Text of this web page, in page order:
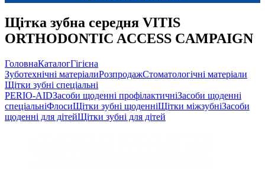
Щітка зубна середня VITIS
ORTHODONTIC ACCESS CAMPAIGN
ГоловнаКаталогГігієна
Зуботехнічні матеріалиРозпродажСтоматологічні матеріали
Щітки зубні спеціальні
PERIO-AIDЗасоби щоденні профілактичніЗасоби щоденні
спеціальніФлосиЩітки зубні щоденніЩітки міжзубніЗасоби
щоденні для дітейЩітки зубні для дітей